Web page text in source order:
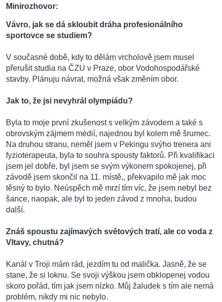
Minirozhovor:
Vávro, jak se dá skloubit dráha profesionálního
sportovce se studiem?
V současné době, kdy to dělám vrcholově jsem musel
přerušit studia na ČZU v Praze, obor Vodohospodářské
stavby. Plánuju návrat, možná však změním obor.
Jak to, že jsi nevyhrál olympiádu?
Byla to moje první zkušenost s velkým závodem a také s
obrovským zájmem médií, najednou byl kolem mě šrumec.
Na druhou stranu, neměl jsem v Pekingu svýho trenera ani
fyzioterapeuta, byla to souhra spousty faktorů. Při kvalifikaci
jsem jel dobře, byl jsem se svým výkonem spokojenej, při
závodě jsem skončil na 11. místě,, překvapilo mě jak moc
těsný to bylo. Neúspěch mě mrzí tím víc, že jsem nebyl bez
šance, naopak, ale byl to jeden závod z mnoha, budou
další.
Znáš spoustu zajímavých světových tratí, ale co voda z
Vltavy, chutná?
Kanál v Troji mám rád, jezdím tu od malička. Jasně, že se
stane, že si loknu. Se svoji výškou jsem obklopenej vodou
skoro pořád, tím jak jsem nízko. Můj žaludek s tím ale nemá
problém, nikdy mi nic nebylo.